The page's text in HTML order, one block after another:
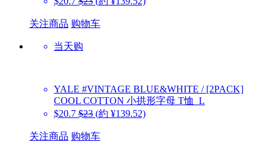
关注商品 购物车
当天购
YALE #VINTAGE BLUE&WHITE / [2PACK]
COOL COTTON 小拱形字母 T恤_L
$20.7 $23 (約 ¥139.52)
关注商品 购物车